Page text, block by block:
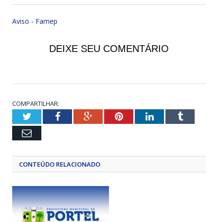
Aviso - Famep
DEIXE SEU COMENTÁRIO
COMPARTILHAR:
TwitterFacebookGoogle+PinterestLinkedInTumblr
Email
CONTEÚDO RELACIONADO